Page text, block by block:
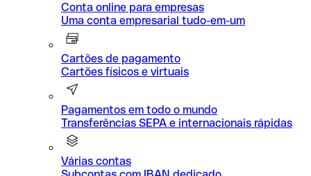
Conta online para empresas
Uma conta empresarial tudo-em-um
Cartões de pagamento
Cartões físicos e virtuais
Pagamentos em todo o mundo
Transferências SEPA e internacionais rápidas
Várias contas